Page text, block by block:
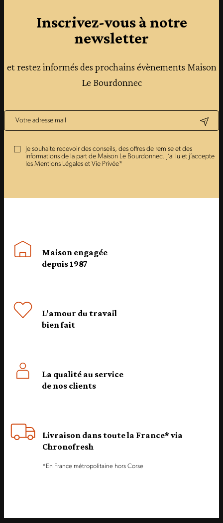
Inscrivez-vous à notre
newsletter
et restez informés des prochains évènements Maison
Le Bourdonnec
Je souhaite recevoir des conseils, des offres de remise et des
informations de la part de Maison Le Bourdonnec. J’ai lu et j’accepte
les Mentions Légales et Vie Privée*
Maison engagée
depuis 1987
L’amour du travail
bien fait
La qualité au service
de nos clients
Livraison dans toute la France* via
Chronofresh
*En France métropolitaine hors Corse